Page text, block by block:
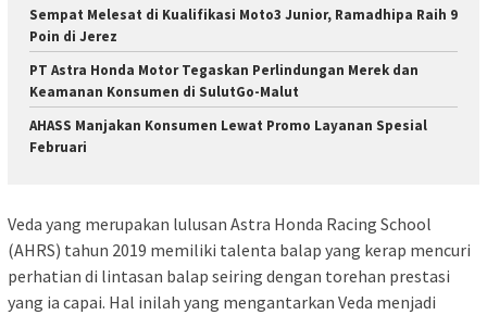
Sempat Melesat di Kualifikasi Moto3 Junior, Ramadhipa Raih 9
Poin di Jerez
PT Astra Honda Motor Tegaskan Perlindungan Merek dan
Keamanan Konsumen di SulutGo-Malut
AHASS Manjakan Konsumen Lewat Promo Layanan Spesial
Februari
Veda yang merupakan lulusan Astra Honda Racing School
(AHRS) tahun 2019 memiliki talenta balap yang kerap mencuri
perhatian di lintasan balap seiring dengan torehan prestasi
yang ia capai. Hal inilah yang mengantarkan Veda menjadi